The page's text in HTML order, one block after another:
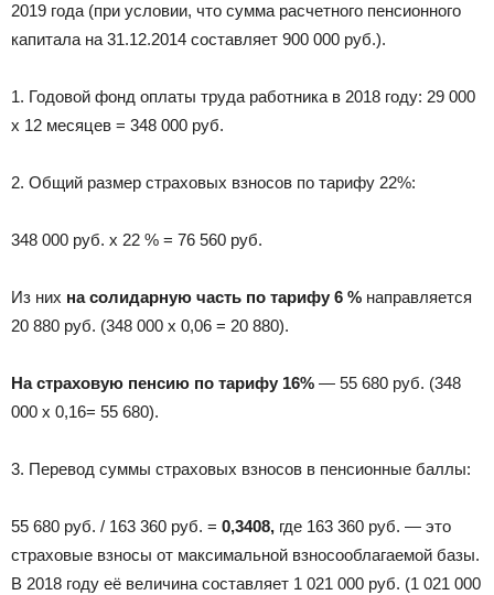
2019 года (при условии, что сумма расчетного пенсионного
капитала на 31.12.2014 составляет 900 000 руб.).
1. Годовой фонд оплаты труда работника в 2018 году: 29 000
x 12 месяцев = 348 000 руб.
2. Общий размер страховых взносов по тарифу 22%:
348 000 руб. x 22 % = 76 560 руб.
Из них на солидарную часть по тарифу 6 % направляется
20 880 руб. (348 000 x 0,06 = 20 880).
На страховую пенсию по тарифу 16% — 55 680 руб. (348
000 x 0,16= 55 680).
3. Перевод суммы страховых взносов в пенсионные баллы:
55 680 руб. / 163 360 руб. = 0,3408, где 163 360 руб. — это
страховые взносы от максимальной взносооблагаемой базы.
В 2018 году её величина составляет 1 021 000 руб. (1 021 000